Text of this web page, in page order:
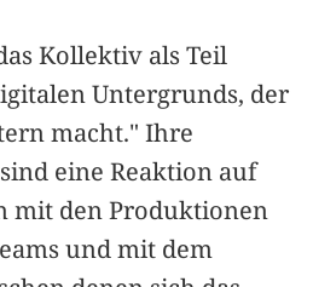
Kollektiv als Teil
Untergrunds, der
macht." Ihre
eine Reaktion auf
mit den Produktionen
und mit dem